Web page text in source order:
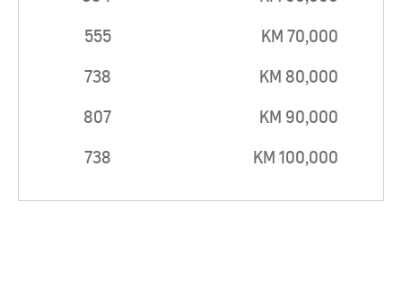
70,000 KM
555
80,000 KM
738
90,000 KM
807
100,000 KM
738